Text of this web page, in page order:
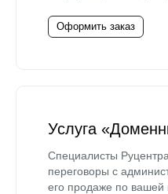
Оформить заказ
Услуга
Специалисты
переговоры с
его продаже по вашей